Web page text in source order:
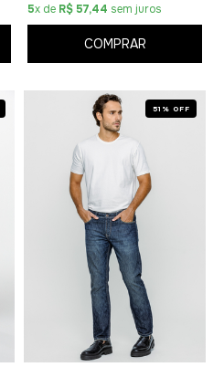
5x de R$ 57,44 sem juros
COMPRAR
51% OFF